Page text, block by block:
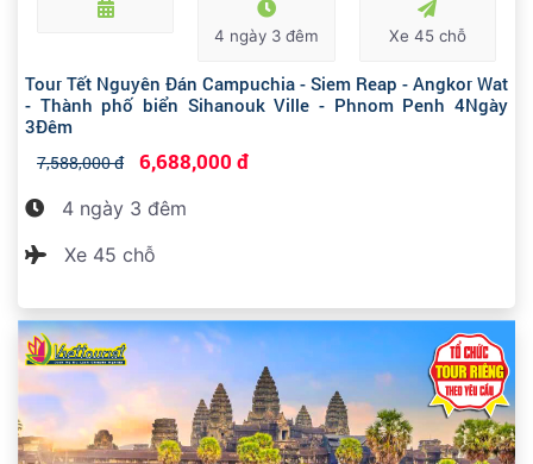
4 ngày 3 đêm Xe 45 chỗ
Tour Tết Nguyên Đán Campuchia - Siem Reap - Angkor Wat
- Thành phố biển Sihanouk Ville - Phnom Penh 4Ngày
3Đêm
7,588,000 đ 6,688,000 đ
4 ngày 3 đêm
Xe 45 chỗ